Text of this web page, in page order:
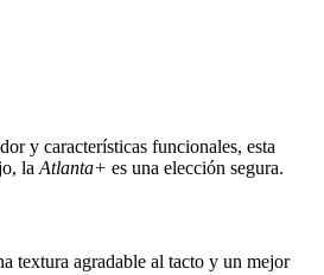
y características funcionales, esta
la Atlanta+ es una elección segura.
textura agradable al tacto y un mejor